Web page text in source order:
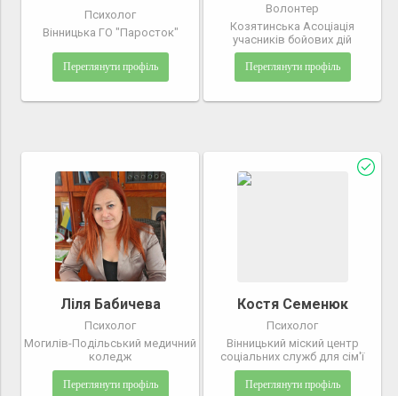
Психолог
Вінницька ГО "Паросток"
Переглянути профіль
Волонтер
Козятинська Асоціація
учасників бойових дій
Переглянути профіль
Ліля Бабичева
Психолог
Могилів-Подільський медичний
коледж
Переглянути профіль
Костя Семенюк
Психолог
Вінницький міский центр
соціальних служб для сім'ї
Переглянути профіль